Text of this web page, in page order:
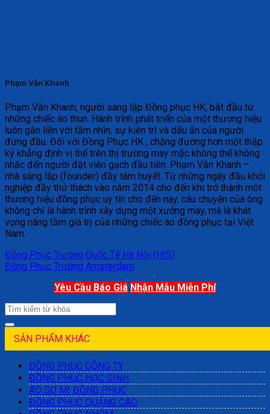
Phạm Văn Khanh
Phạm Văn Khanh, người sáng lập Đồng phục HK, bắt đầu từ
những chiếc áo thun. Hành trình phát triển của một thương hiệu
luôn gắn liền với tầm nhìn, sự kiên trì và dấu ấn của người
đứng đầu. Đối với Đồng Phục HK , chặng đường hơn một thập
kỷ khẳng định vị thế trên thị trường may mặc không thể không
nhắc đến người đặt viên gạch đầu tiên: Phạm Văn Khanh –
nhà sáng lập (founder) đầy tâm huyết. Từ những ngày đầu khởi
nghiệp đầy thử thách vào năm 2014 cho đến khi trở thành một
thương hiệu đồng phục uy tín cho đến nay, câu chuyện của ông
không chỉ là hành trình xây dựng một xưởng may, mà là khát
vọng nâng tầm giá trị của những chiếc áo đồng phục tại Việt
Nam.
Đồng Phục Trường Quốc Tế Hà Nội (HIS)
Đồng Phục Trường Amsterdam
Yêu Cầu Báo Giá Nhận Mẫu Miễn Phí
SẢN PHẨM KHÁC
ĐỒNG PHỤC CÔNG TY
ĐỒNG PHỤC HỌC SINH
ÁO SƠ MI ĐỒNG PHỤC
ĐỒNG PHỤC QUẢNG CÁO